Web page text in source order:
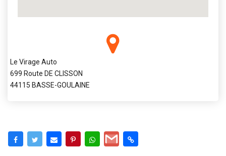
Le Virage Auto
699 Route DE CLISSON
44115 BASSE-GOULAINE